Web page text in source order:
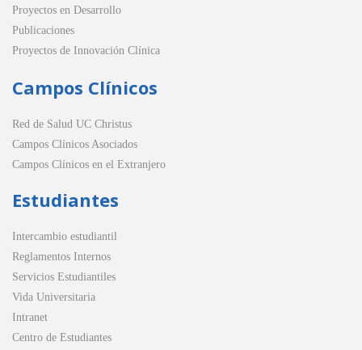
Proyectos en Desarrollo
Publicaciones
Proyectos de Innovación Clínica
Campos Clínicos
Red de Salud UC Christus
Campos Clínicos Asociados
Campos Clínicos en el Extranjero
Estudiantes
Intercambio estudiantil
Reglamentos Internos
Servicios Estudiantiles
Vida Universitaria
Intranet
Centro de Estudiantes